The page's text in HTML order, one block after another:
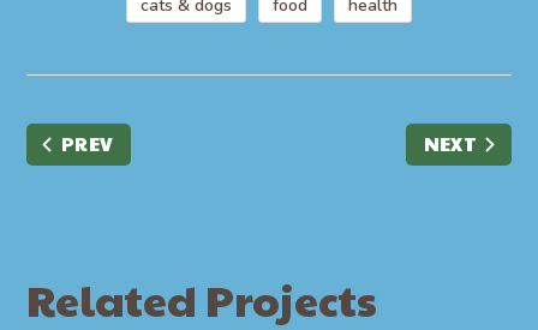
cats & dogs food health
PREV NEXT
Related Projects